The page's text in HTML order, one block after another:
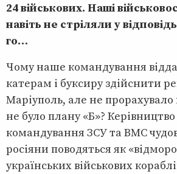
24 військових. Наші
навіть не стріляли у
го…
Чому наше командування
катерам і буксиру здійснити
Маріуполь, але не
не було плану «Б»? Керівництво
командування ЗСУ та ВМС
росіяни поводяться як
українських військових